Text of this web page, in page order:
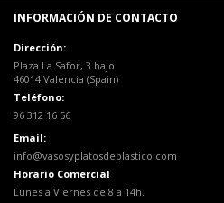
INFORMACIÓN DE CONTACTO
Dirección:
Plaza La Safor, 3 bajo
46014 Valencia (Spain)
Teléfono:
96 312 16 56
Email:
info@vasosyplatosdeplastico.com
Horario Comercial
Lunes a Viernes de 8 a 14h.